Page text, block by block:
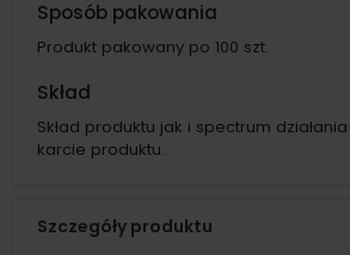
Sposób pakowania
Produkt pakowany po 100 szt.
Skład
Skład produktu jak i spectrum
karcie produktu.
Szczegóły produktu